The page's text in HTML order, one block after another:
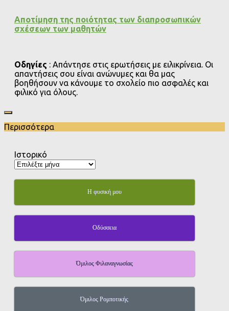
Αποτίμηση της ποιότητας των διαπροσωπικών
σχέσεων των μαθητών
Οδηγίες : Απάντησε στις ερωτήσεις με ειλικρίνεια. Οι
απαντήσεις σου είναι ανώνυμες και θα μας
βοηθήσουν να κάνουμε το σχολείο πιο ασφαλές και
φιλικό για όλους.
Περισσότερα
Ιστορικό
Η φυσική μου
Οδύσσεια
Όμιλος Φιλαναγνωσίας
Όμιλος Ρομποτικής